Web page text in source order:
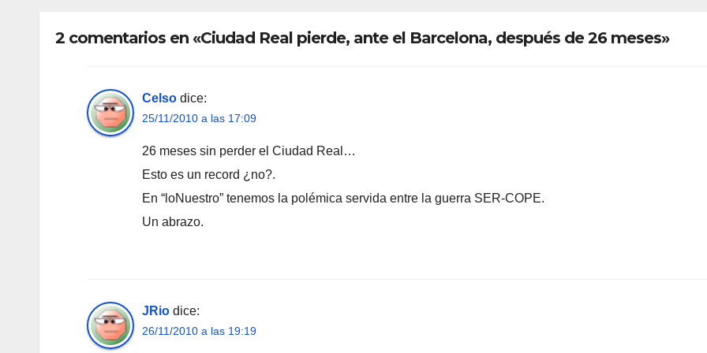
2 comentarios en «Ciudad Real pierde, ante el Barcelona, después de 26 meses»
Celso dice:
25/11/2010 a las 17:09
26 meses sin perder el Ciudad Real…
Esto es un record ¿no?.
En “loNuestro” tenemos la polémica servida entre la guerra SER-COPE.
Un abrazo.
JRio dice:
26/11/2010 a las 19:19